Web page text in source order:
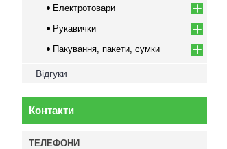
Електротовари
Рукавички
Пакування, пакети, сумки
Відгуки
Контакти